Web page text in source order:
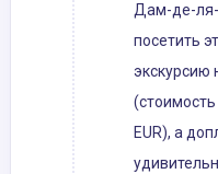
Дам-де-ля-
посетить
экскурсию
EUR), а